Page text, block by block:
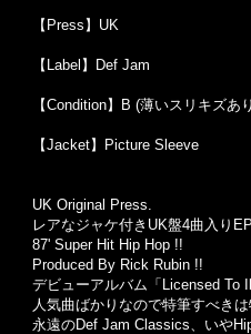
【Press】UK
【Label】Def Jam
【Condition】B (薄いスリキズあ
【Jacket】Picture Sleeve
UK Original Press.
レアなジャケ付きUK盤4曲入り
87' Super Hit Hip Hop !!
Produced By Rick Rubin !!
デビューアルバム「Licensed To
人気曲ばかりなので特筆すべきは
永遠のDef Jam Classics、いや